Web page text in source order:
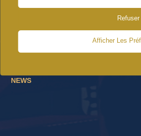
Refuser
Afficher Les
NEWS